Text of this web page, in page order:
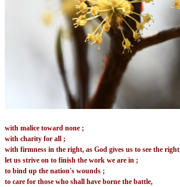
with malice toward none ;
with charity for all ;
with firmness in the right, as God gives us to see the
let us strive on to finish the work we are in ;
to bind up the nation's wounds ;
to care for those who shall have borne the battle,